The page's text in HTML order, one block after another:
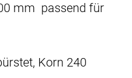
mm passend für
Korn 240